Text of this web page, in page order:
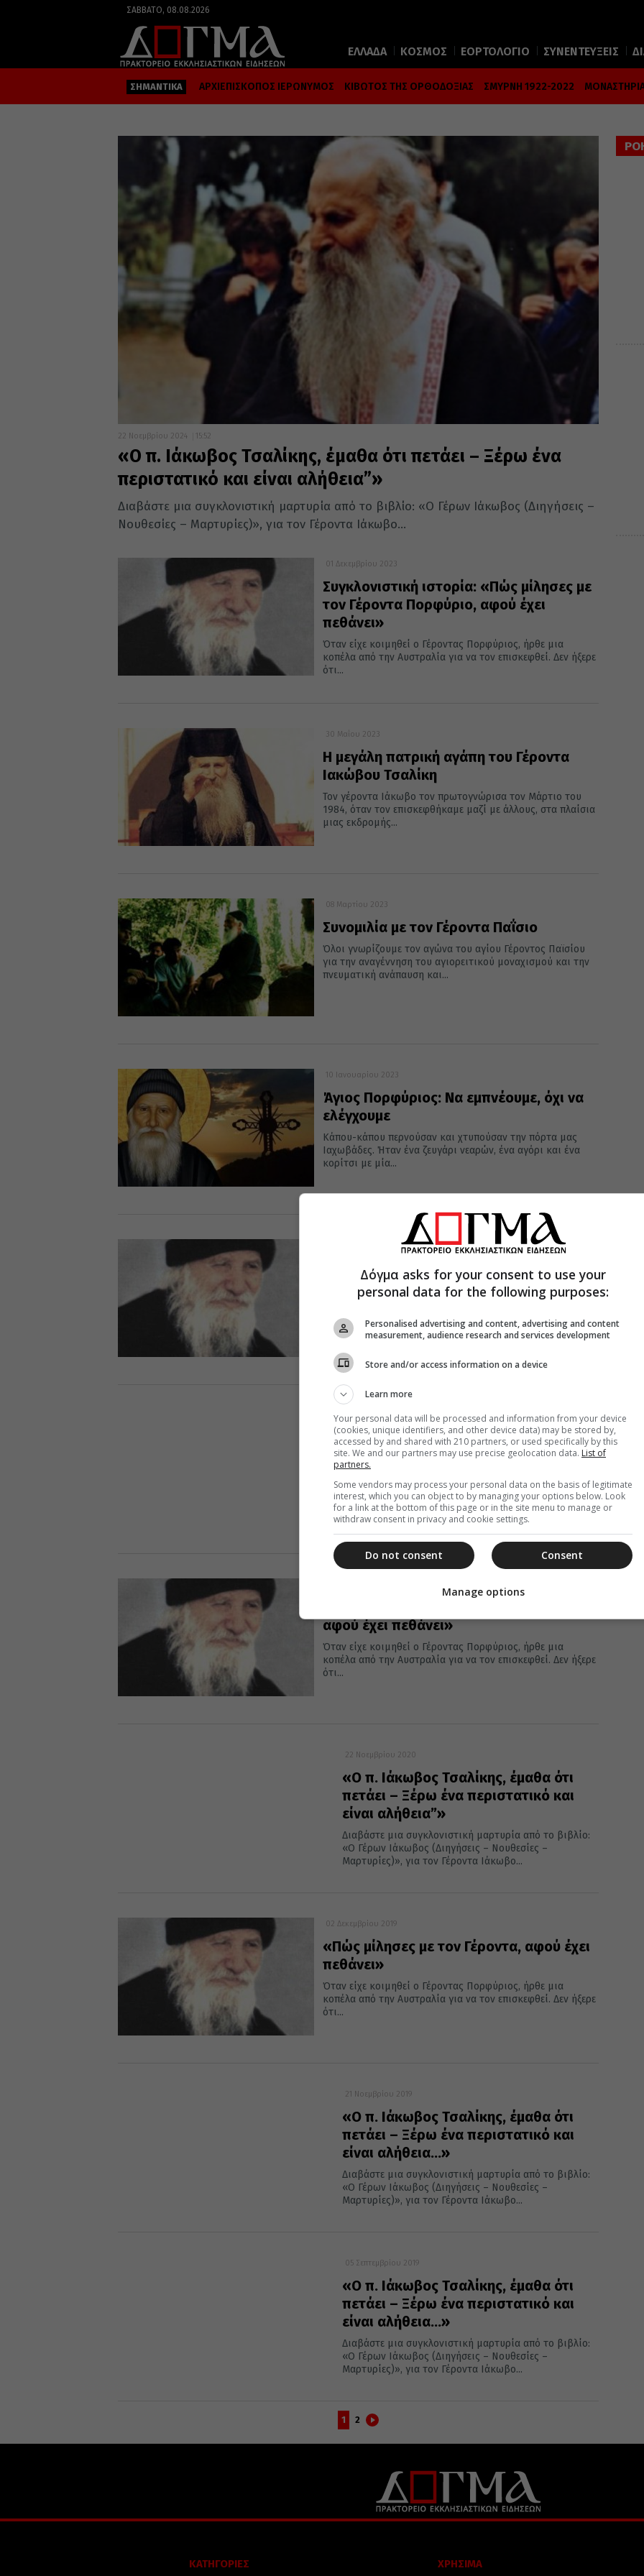
ΣΆΒΒΑΤΟ, 08.08.2026
ΕΛΛΑΔΑ ΚΟΣΜΟΣ ΕΟΡΤΟΛΟΓΙΟ ΣΥΝΕΝΤΕΥΞΕΙΣ
ΣΗΜΑΝΤΙΚΑ ΑΡΧΙΕΠΙΣΚΟΠΟΣ ΙΕΡΩΝΥΜΟΣ ΚΙΒΩΤΟΣ ΤΗΣ ΟΡΘΟΔΟΞΙΑΣ ΣΜΥΡΝΗ 1922-2022
22 Νοεμβρίου 2024 15:52
«Ο π. Ιάκωβος Τσαλίκης, έμαθα ότι πετάει – Ξέρω ένα
περιστατικό και είναι αλήθεια”»
Διαβάστε μια συγκλονιστική μαρτυρία από το βιβλίο: «Ο Γέρων Ιάκωβος (Διηγήσεις –
Νουθεσίες – Μαρτυρίες)», για τον Γέροντα Ιάκωβο...
01 Δεκεμβρίου 2023
Συγκλονιστική ιστορία: «Πώς μίλησες με
τον Γέροντα Πορφύριο, αφού έχει
πεθάνει»
Όταν είχε κοιμηθεί ο Γέροντας Πορφύριος, ήρθε μια
κοπέλα από την Αυστραλία για να τον επισκεφθεί. Δεν ήξερε
ότι...
30 Μαΐου 2023
Η μεγάλη πατρική αγάπη του Γέροντα
Ιακώβου Τσαλίκη
Τον γέροντα Ιάκωβο τον πρωτογνώρισα τον Μάρτιο του
1984, όταν τον επισκεφθήκαμε μαζί με άλλους, στα πλαίσια
μιας εκδρομής...
08 Μαρτίου 2023
Συνομιλία με τον Γέροντα Παΐσιο
Όλοι γνωρίζουμε τον αγώνα του αγίου Γέροντος Παϊσίου
για την αναγέννηση του αγιορειτικού μοναχισμού και την
πνευματική ανάπαυση και...
10 Ιανουαρίου 2023
Άγιος Πορφύριος: Να εμπνέουμε, όχι να
ελέγχουμε
Κάπου-κάπου περνούσαν και χτυπούσαν την πόρτα μας
Ιαχωβάδες. Ήταν ένα ζευγάρι νεαρών, ένα αγόρι και ένα
κορίτσι με μία...
Συγκλονιστική ιστορία: «Πώς μίλησες με
τον Γέροντα Πορφύριο, αφού έχει
πεθάνει»
Όταν είχε κοιμηθεί ο Γέροντας Πορφύριος, ήρθε μια
κοπέλα από την Αυστραλία για να τον επισκεφθεί. Δεν ήξερε
ότι...
20 Νοεμβρίου 2021
«Ο π. Ιάκωβος Τσαλίκης, έμαθα ότι
πετάει – Ξέρω ένα περιστατικό και
είναι αλήθεια”»
Διαβάστε μια συγκλονιστική μαρτυρία από το βιβλίο:
«Ο Γέρων Ιάκωβος (Διηγήσεις – Νουθεσίες –
Μαρτυρίες)», για τον Γέροντα Ιάκωβο...
αφού έχει πεθάνει»
Όταν είχε κοιμηθεί ο Γέροντας Πορφύριος, ήρθε μια
κοπέλα από την Αυστραλία για να τον επισκεφθεί. Δεν ήξερε
ότι...
22 Νοεμβρίου 2020
«Ο π. Ιάκωβος Τσαλίκης, έμαθα ότι
πετάει – Ξέρω ένα περιστατικό και
είναι αλήθεια”»
Διαβάστε μια συγκλονιστική μαρτυρία από το βιβλίο:
«Ο Γέρων Ιάκωβος (Διηγήσεις – Νουθεσίες –
Μαρτυρίες)», για τον Γέροντα Ιάκωβο...
02 Δεκεμβρίου 2019
«Πώς μίλησες με τον Γέροντα, αφού έχει
πεθάνει»
Όταν είχε κοιμηθεί ο Γέροντας Πορφύριος, ήρθε μια
κοπέλα από την Αυστραλία για να τον επισκεφθεί. Δεν ήξερε
ότι...
21 Νοεμβρίου 2019
«Ο π. Ιάκωβος Τσαλίκης, έμαθα ότι
πετάει – Ξέρω ένα περιστατικό και
είναι αλήθεια…»
Διαβάστε μια συγκλονιστική μαρτυρία από το βιβλίο:
«Ο Γέρων Ιάκωβος (Διηγήσεις – Νουθεσίες –
Μαρτυρίες)», για τον Γέροντα Ιάκωβο...
05 Σεπτεμβρίου 2019
«Ο π. Ιάκωβος Τσαλίκης, έμαθα ότι
πετάει – Ξέρω ένα περιστατικό και
είναι αλήθεια…»
Διαβάστε μια συγκλονιστική μαρτυρία από το βιβλίο:
«Ο Γέρων Ιάκωβος (Διηγήσεις – Νουθεσίες –
Μαρτυρίες)», για τον Γέροντα Ιάκωβο...
1 2
ΚΑΤΗΓΟΡΙΕΣ ΧΡΗΣΙΜΑ
Δόγμα asks for your consent to use your
personal data for the following purposes:
Personalised advertising and content, advertising and content
measurement, audience research and services development
Store and/or access information on a device
Learn more
Your personal data will be processed and information from your device
(cookies, unique identifiers, and other device data) may be stored by,
accessed by and shared with 210 partners, or used specifically by this
site. We and our partners may use precise geolocation data. List of
partners.
Some vendors may process your personal data on the basis of legitimate
interest, which you can object to by managing your options below. Look
for a link at the bottom of this page or in the site menu to manage or
withdraw consent in privacy and cookie settings.
Consent
Do not consent
Manage options